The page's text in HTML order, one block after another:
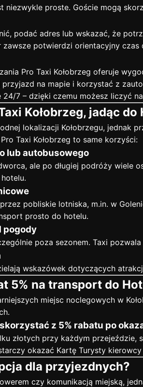
niezwykle proste. Goście mogą
podać adres lub wskazać, że
zawsze potwierdzi orientacyjny
Pro Taxi Kołobrzeg oferuje
na mapie i korzystać z
7 – dzięki czemu możesz liczyć
Kołobrzeg, jadąc do
lokalizacji Kołobrzegu,
Taxi Kołobrzeg to same korzyści:
lub autobusowego
ale po długiej podróży wiele
pobliskie lotniska, m.in. w
prosto do hotelu.
pogody
poza sezonem. Taxi
wskazówek dotyczących
5% na transport do
miejsc noclegowych w
z 5% rabatu po
złotych przy każdym
okazać Kartę Turysty
dla przyjezdnych?
czy komunikacją miejską,